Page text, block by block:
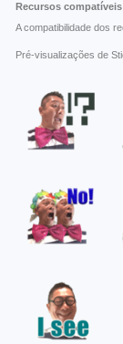
Recursos compatíveis
A compatibilidade dos
Pré-visualizações de